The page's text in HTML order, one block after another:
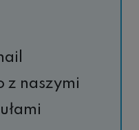
z naszymi